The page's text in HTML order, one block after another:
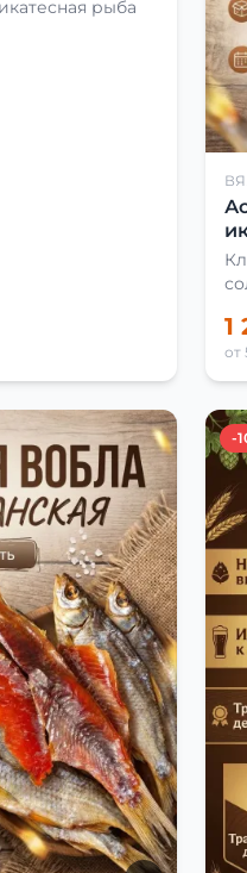
рыба
1
от
-